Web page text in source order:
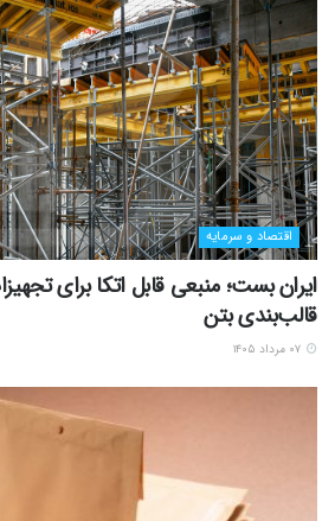
اقتصاد و سرمایه
ایران بست؛ منبعی قابل اتکا برای
قالب‌بندی بتن